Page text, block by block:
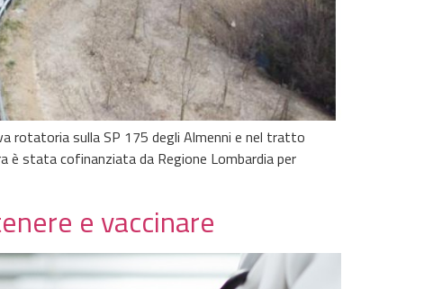
rotatoria sulla SP 175 degli Almenni e nel tratto
è stata cofinanziata da Regione Lombardia per
e vaccinare